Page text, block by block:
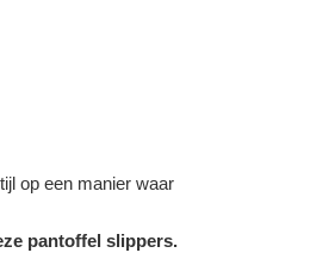
op een manier waar
pantoffel slippers.